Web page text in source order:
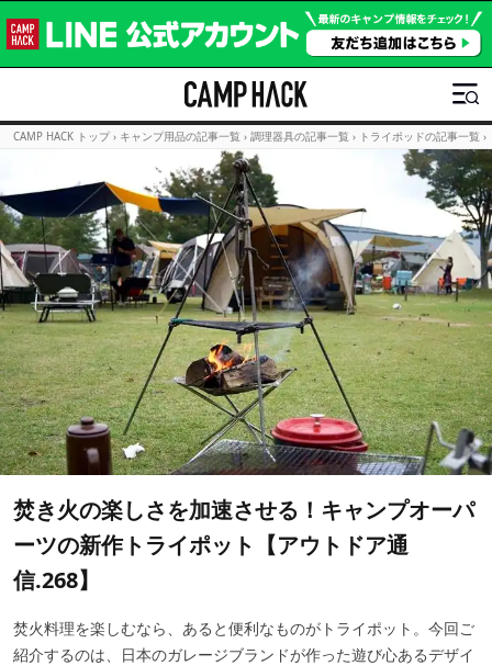
CAMP HACK トップ › キャンプ用品の記事一覧 › 調理器具の記事一覧 › トライポッドの記事一覧 ›
焚き火の楽しさを加速させる！キャンプオーパ
ーツの新作トライポット【アウトドア通
信.268】
焚火料理を楽しむなら、あると便利なものがトライポット。今回ご
紹介するのは、日本のガレージブランドが作った遊び心あるデザイ